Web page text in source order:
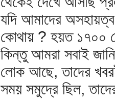
যদি আমাদের
কোথায় ? হয়ত ১৭০০
কিন্তু আমরা সবাই
লোক আছে, তাদের
সময় সমুদ্রে ছিল,